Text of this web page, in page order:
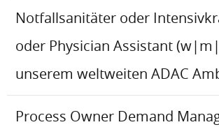
Notfallsanitäter oder
oder Physician Assistant
unserem weltweiten ADAC
Process Owner Demand